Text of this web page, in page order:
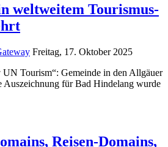
weltweitem Tourismus-
Freitag, 17. Oktober 2025
Tourism“: Gemeinde in den Allgäuer
Auszeichnung für Bad Hindelang wurde
Reisen-Domains,